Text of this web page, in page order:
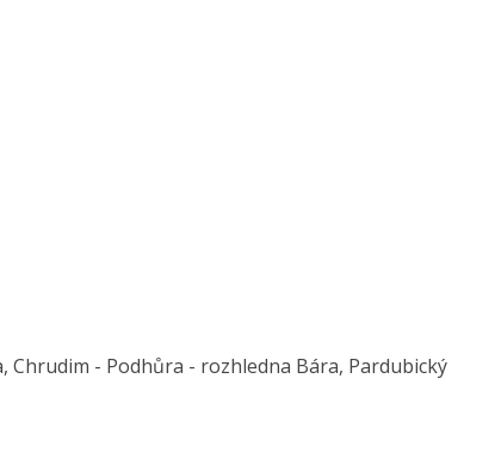
Chrudim - Podhůra - rozhledna Bára, Pardubický